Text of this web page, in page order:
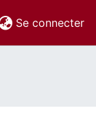
Se connecter